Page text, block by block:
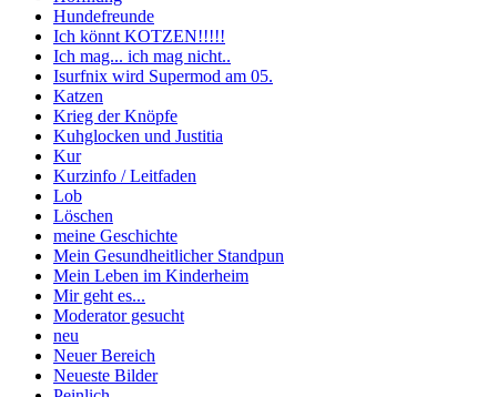
Hundefreunde
Ich könnt KOTZEN!!!!!
Ich mag... ich mag nicht..
Isurfnix wird Supermod am 05.
Katzen
Krieg der Knöpfe
Kuhglocken und Justitia
Kur
Kurzinfo / Leitfaden
Lob
Löschen
meine Geschichte
Mein Gesundheitlicher Standpun
Mein Leben im Kinderheim
Mir geht es...
Moderator gesucht
neu
Neuer Bereich
Neueste Bilder